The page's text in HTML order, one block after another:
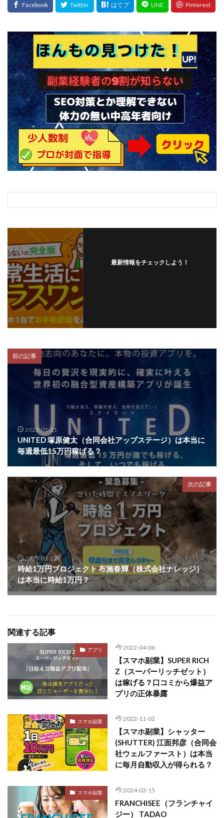
最新情報をチェックしよう！
前の記事
2023-01-11
UNITED 塚原健太（合同会社アップステージ）は本当に
毎週最低15万円稼げる？
次の記事
2023-01-22
時給1万円プロジェクト 布施春輝（株式会社ナレッジ）
は本当に時給1万円？
関連する記事
アプリ 2022-04-06
【スマホ副業】SUPER RICH
Z（スーパーリッチゼット）
は稼げる？口コミから爆益ア
プリの正体暴露
スマホ副業 2022-11-02
【スマホ副業】シャッター
(SHUTTER) 江面邦彦（合同会
社ウェルファースト）は本当
に毎月自動収入が得られる？
スマホ副業 2024-03-15
FRANCHISEE（フランチャイ
ジー） TADAO